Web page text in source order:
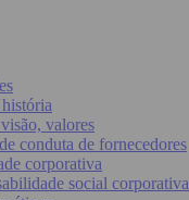
valores
conduta de fornecedores
corporativa
social corporativa